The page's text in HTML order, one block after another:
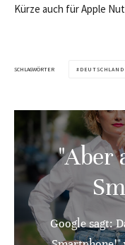
Kürze auch für Apple
SCHLAGWÖRTER DEUTSCHLAND
"Aber
Google sagt: